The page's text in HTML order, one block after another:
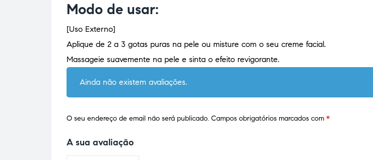
Modo de usar:
[Uso Externo]
Aplique de 2 a 3 gotas puras na pele ou misture com o seu creme facial.
Massageie suavemente na pele e sinta o efeito revigorante.
Ainda não existem avaliações.
O seu endereço de email não será publicado. Campos obrigatórios marcados com *
A sua avaliação